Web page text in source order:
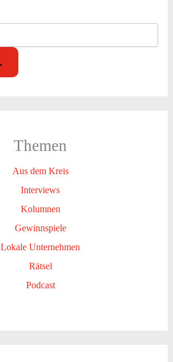
Themen
Aus dem Kreis
Interviews
Kolumnen
Gewinnspiele
Lokale Unternehmen
Rätsel
Podcast